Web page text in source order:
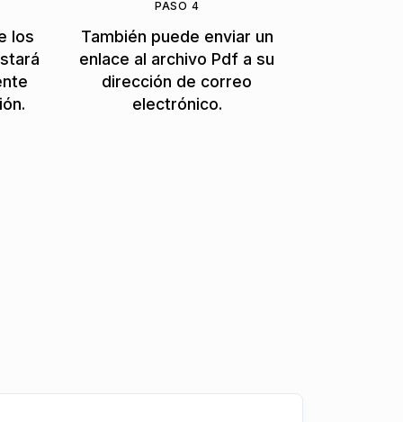
los
PASO 4
También puede enviar un
enlace al archivo Pdf a su
dirección de correo
electrónico.